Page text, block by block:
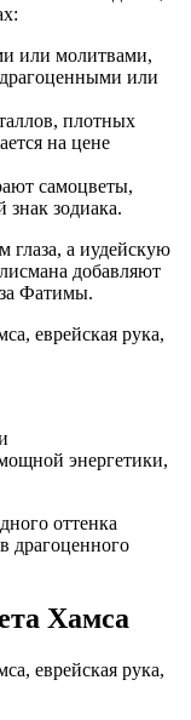
или молитвами,
или
плотных
на цене
самоцветы,
зодиака.
а иудейскую
добавляют
Фатимы.
энергетики,
оттенка
драгоценного
Хамса